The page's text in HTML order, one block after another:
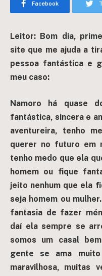
Facebook
Leitor: Bom dia,
site que me ajuda a
pessoa fantástica e
meu caso:
Namoro há quase
fantástica, sincera e
aventureira, tenho
querer no futuro em
tenho medo que ela
homem ou fique
jeito nenhum que ela
seja homem ou
fantasia de fazer
daí ela sempre se
somos um casal
gente se ama
maravilhosa, muitas